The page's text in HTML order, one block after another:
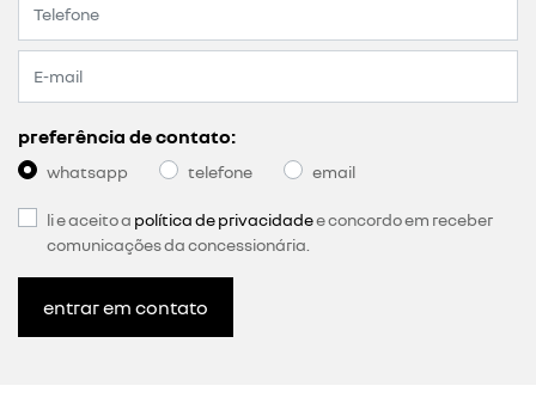
preferência de contato:
whatsapp telefone email
li e aceito a política de privacidadee concordo em receber
comunicações da concessionária.
entrar em contato